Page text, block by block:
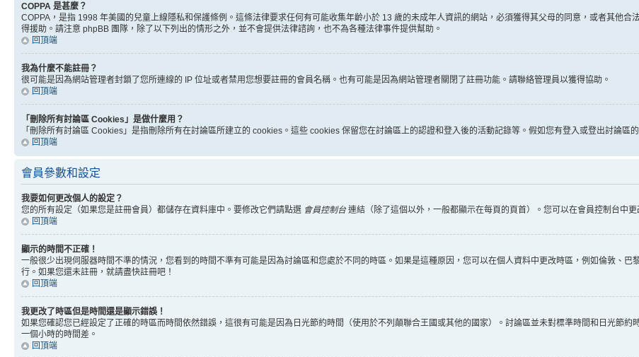
COPPA 是甚麼？
COPPA，是指 1998 年美國的兒童上線隱私和保護條例。這條法律要求任何有可能收集年齡小於 13 歲的未成年人資訊的網站，必須獲得其父母的同意，或者其他
得援助。請注意 phpBB 團隊，除了以下列出的情形之外，並不會提供法律諮詢，也不為各種法律事件提供幫助。
回頂端
我為什麼不能註冊？
很可能是因為網站管理者封鎖了您所連線的 IP 位址或者禁用您想要註冊的會員名稱。也有可能是因為網站管理者關閉了註冊功能。請聯絡管理員以獲得協助。
回頂端
「刪除所有討論區 Cookies」是做什麼用？
「刪除所有討論區 Cookies」是指刪除所有在討論區所建立的 cookies。這些 cookies 保留您在討論區上的認證和登入後的活動記錄等。假如您有登入或登出討論區
回頂端
會員參數和設定
我要如何更改個人的設定？
您的所有設定（如果您是註冊會員）都儲存在資料庫中。要修改它們請點選 會員控制台連結（除了這個以外，一般都顯示在每頁的頁首）。您可以在會員控制台中更
回頂端
顯示的時間不正確！
一般很少出現伺服器時間不準的情況，您看到的時間不準有可能是因為討論區和您處於不同的時區。如果是這種原因，您可以在個人資料中更改時區，例如倫敦、
行。如果您還未註冊，就請盡快註冊吧！
回頂端
我更改了時區但是時間還是顯示錯誤！
如果您確認您已經設定了正確的時區而時間依然錯誤，這很有可能是因為日光節約時間（使用於不列顛聯合王國或其他的國家）。討論區並未對標準時間和日光節
一個小時的時間差。
回頂端